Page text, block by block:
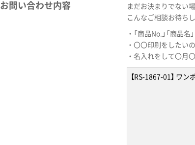
お問い合わせ内容
まだお決まりでない
こんなご相談お待ち
・「商品No.」「商品
・〇〇印刷をしたい
・名入れをして〇月